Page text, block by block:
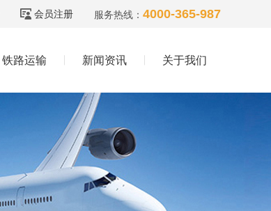
会员注册 服务热线： 4000-365-987
铁路运输 新闻资讯 关于我们